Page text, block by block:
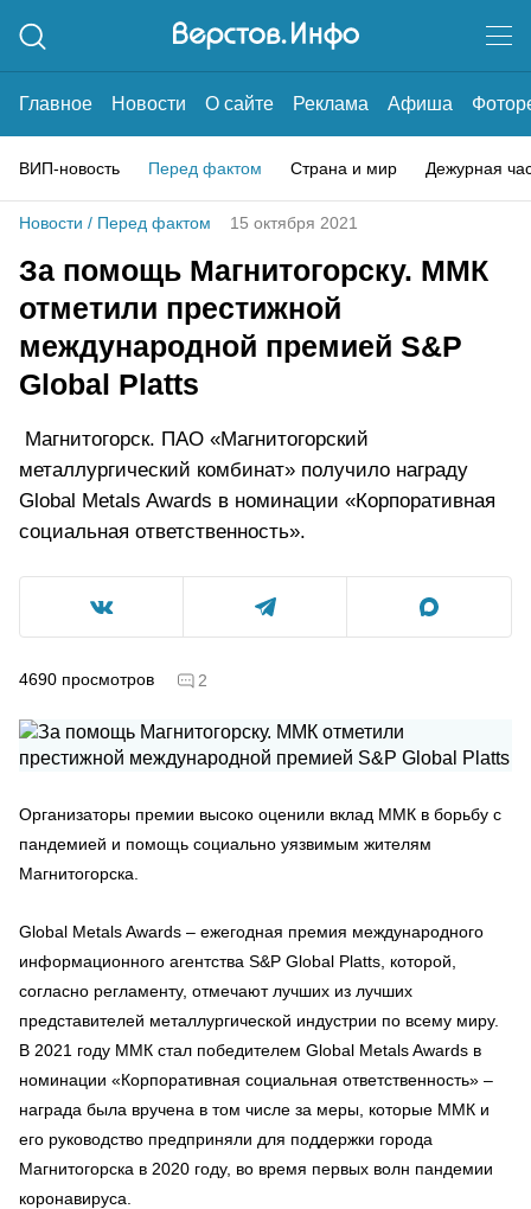
Главное Новости О сайте Реклама Афиша
ВИП-новость Перед фактом Страна и мир Дежурная
Новости / Перед фактом 15 октября 2021
За помощь Магнитогорску. ММК
отметили престижной
международной премией S&P
Global Platts
Магнитогорск. ПАО «Магнитогорский
металлургический комбинат» получило награду
Global Metals Awards в номинации «Корпоративная
социальная ответственность».
4690 просмотров 2
Организаторы премии высоко оценили вклад ММК в борьбу с
пандемией и помощь социально уязвимым жителям
Магнитогорска.
Global Metals Awards – ежегодная премия международного
информационного агентства S&P Global Platts, которой,
согласно регламенту, отмечают лучших из лучших
представителей металлургической индустрии по всему миру.
В 2021 году ММК стал победителем Global Metals Awards в
номинации «Корпоративная социальная ответственность» –
награда была вручена в том числе за меры, которые ММК и
его руководство предприняли для поддержки города
Магнитогорска в 2020 году, во время первых волн пандемии
коронавируса.